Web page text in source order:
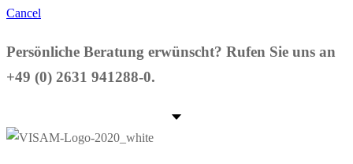
Cancel
Persönliche Beratung erwünscht? Rufen Sie uns an
+49 (0) 2631 941288-0.